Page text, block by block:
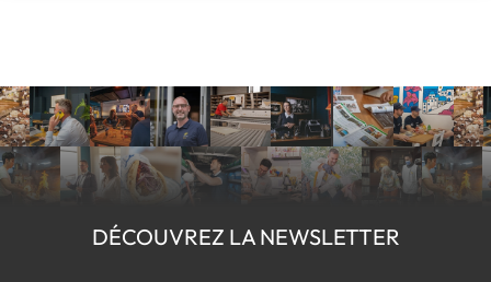
DÉCOUVREZ LA NEWSLETTER